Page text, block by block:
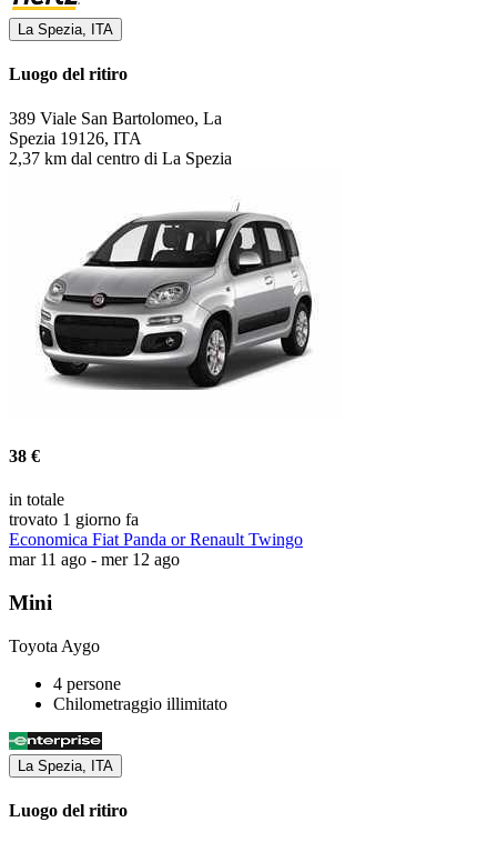
La Spezia, ITA
Luogo del ritiro
389 Viale San Bartolomeo, La
Spezia 19126, ITA
2,37 km dal centro di La Spezia
38 €
in totale
trovato 1 giorno fa
Economica Fiat Panda or Renault Twingo
mar 11 ago - mer 12 ago
Mini
Toyota Aygo
4 persone
Chilometraggio illimitato
La Spezia, ITA
Luogo del ritiro